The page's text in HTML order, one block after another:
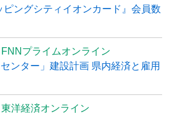
ピングシティイオンカード』会員数
FNNプライムオンライン
ンター」建設計画 県内経済と雇用
東洋経済オンライン